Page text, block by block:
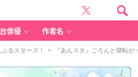
俳優 作者名
るスターズ！ > 『あんスタ』ごろんと寝転が